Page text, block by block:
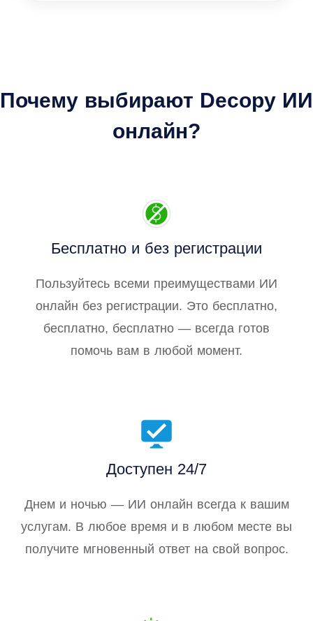
Почему выбирают Decopy ИИ
онлайн?
Бесплатно и без регистрации
Пользуйтесь всеми преимуществами ИИ
онлайн без регистрации. Это бесплатно,
бесплатно, бесплатно — всегда готов
помочь вам в любой момент.
Доступен 24/7
Днем и ночью — ИИ онлайн всегда к вашим
услугам. В любое время и в любом месте вы
получите мгновенный ответ на свой вопрос.